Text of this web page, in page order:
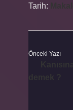
Tarih:
Önceki Yazı